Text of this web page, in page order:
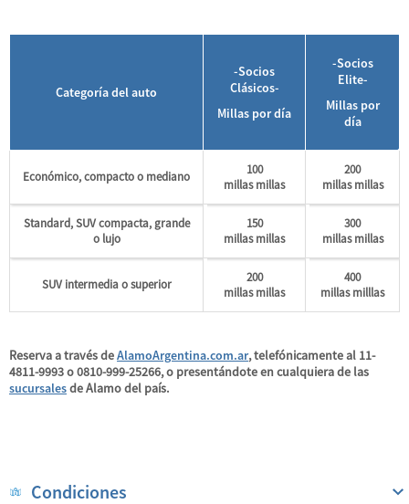
Categoría del auto
-Socios
Clásicos-
Millas por día
-Socios
Elite-
Millas por
día
Económico, compacto o mediano
100
millasmillas
200
millasmillas
Standard, SUV compacta, grande
o lujo
150
millasmillas
300
millasmillas
SUV intermedia o superior
200
millasmillas
400
millasmilllas
Reserva a través deAlamoArgentina.com.ar, telefónicamente al 11-
4811-9993o0810-999-25266, o presentándote en cualquiera de las
sucursalesdeAlamodel país.
Condiciones